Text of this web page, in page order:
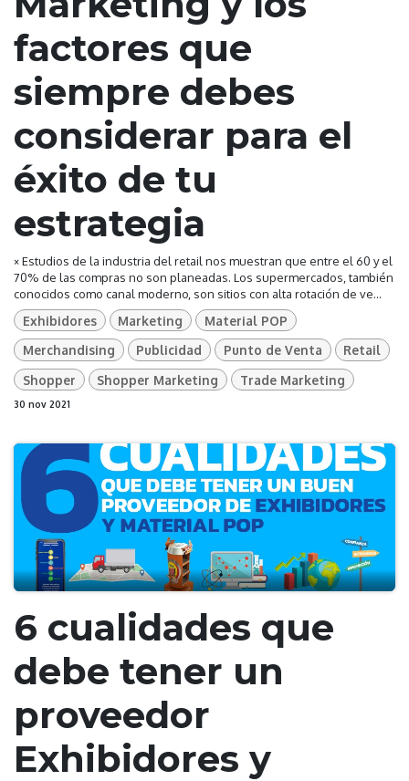
factores que
siempre debes
considerar para el
éxito de tu
estrategia
× Estudios de la industria del retail nos muestran que entre el 60 y el
70% de las compras no son planeadas. Los supermercados, también
conocidos como canal moderno, son sitios con alta rotación de ve...
Exhibidores Marketing
Material POP
Merchandising
Publicidad Punto de Venta
Retail
Shopper
Shopper Marketing Trade Marketing
30 nov 2021
6 cualidades que
debe tener un
proveedor
Exhibidores y